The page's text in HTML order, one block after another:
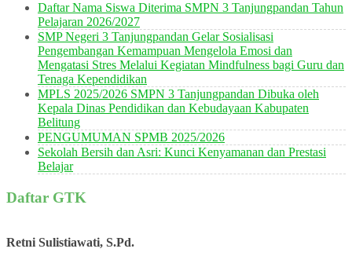
Daftar Nama Siswa Diterima SMPN 3 Tanjungpandan Tahun
Pelajaran 2026/2027
SMP Negeri 3 Tanjungpandan Gelar Sosialisasi
Pengembangan Kemampuan Mengelola Emosi dan
Mengatasi Stres Melalui Kegiatan Mindfulness bagi Guru dan
Tenaga Kependidikan
MPLS 2025/2026 SMPN 3 Tanjungpandan Dibuka oleh
Kepala Dinas Pendidikan dan Kebudayaan Kabupaten
Belitung
PENGUMUMAN SPMB 2025/2026
Sekolah Bersih dan Asri: Kunci Kenyamanan dan Prestasi
Belajar
Daftar GTK
Retni Sulistiawati, S.Pd.